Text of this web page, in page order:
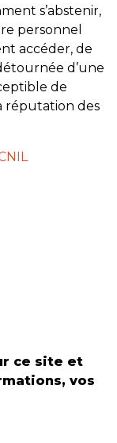
s’abstenir,
personnel
accéder, de
d’une
de
réputation des
ce site et
vos